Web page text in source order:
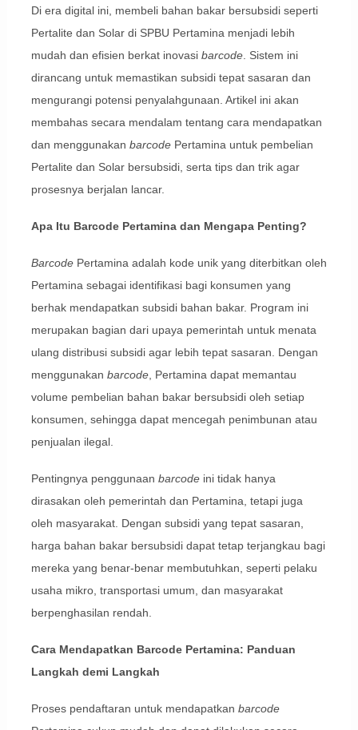
Di era digital ini, membeli bahan bakar bersubsidi seperti
Pertalite dan Solar di SPBU Pertamina menjadi lebih
mudah dan efisien berkat inovasi barcode. Sistem ini
dirancang untuk memastikan subsidi tepat sasaran dan
mengurangi potensi penyalahgunaan. Artikel ini akan
membahas secara mendalam tentang cara mendapatkan
dan menggunakan barcodePertamina untuk pembelian
Pertalite dan Solar bersubsidi, serta tips dan trik agar
prosesnya berjalan lancar.
Apa Itu Barcode Pertamina dan Mengapa Penting?
BarcodePertamina adalah kode unik yang diterbitkan oleh
Pertamina sebagai identifikasi bagi konsumen yang
berhak mendapatkan subsidi bahan bakar. Program ini
merupakan bagian dari upaya pemerintah untuk menata
ulang distribusi subsidi agar lebih tepat sasaran. Dengan
menggunakan barcode, Pertamina dapat memantau
volume pembelian bahan bakar bersubsidi oleh setiap
konsumen, sehingga dapat mencegah penimbunan atau
penjualan ilegal.
Pentingnya penggunaan barcodeini tidak hanya
dirasakan oleh pemerintah dan Pertamina, tetapi juga
oleh masyarakat. Dengan subsidi yang tepat sasaran,
harga bahan bakar bersubsidi dapat tetap terjangkau bagi
mereka yang benar-benar membutuhkan, seperti pelaku
usaha mikro, transportasi umum, dan masyarakat
berpenghasilan rendah.
Cara Mendapatkan Barcode Pertamina: Panduan
Langkah demi Langkah
Proses pendaftaran untuk mendapatkan barcode